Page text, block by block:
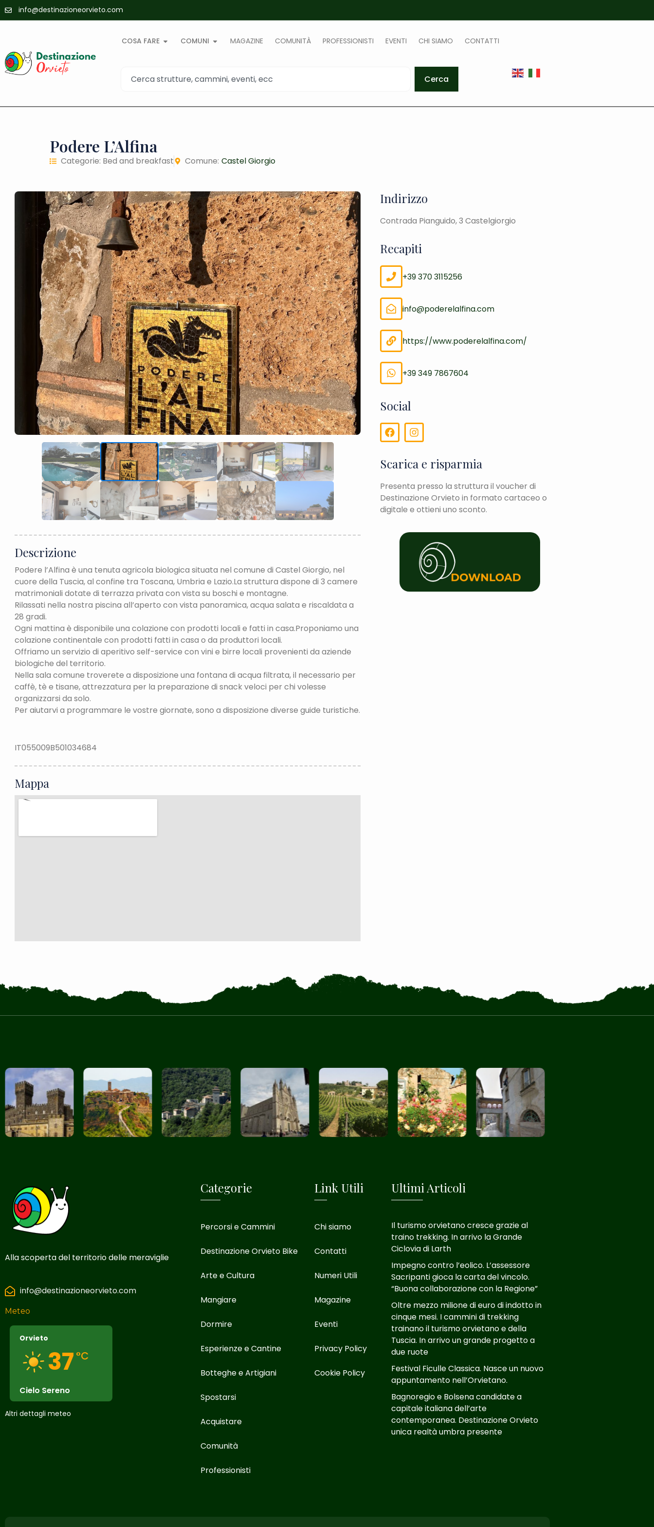
info@destinazioneorvieto.com
COSA FARE COMUNI MAGAZINE COMUNITÀ PROFESSIONISTI EVENTI CHI SIAMO CONTATTI
Cerca
Podere L’Alfina
Categorie: Bed and breakfast Comune: Castel Giorgio
Descrizione
Podere l’Alfina è una tenuta agricola biologica situata nel comune di Castel Giorgio, nel
cuore della Tuscia, al confine tra Toscana, Umbria e Lazio.La struttura dispone di 3 camere
matrimoniali dotate di terrazza privata con vista su boschi e montagne.
Rilassati nella nostra piscina all’aperto con vista panoramica, acqua salata e riscaldata a
28 gradi.
Ogni mattina è disponibile una colazione con prodotti locali e fatti in casa.Proponiamo una
colazione continentale con prodotti fatti in casa o da produttori locali.
Offriamo un servizio di aperitivo self-service con vini e birre locali provenienti da aziende
biologiche del territorio.
Nella sala comune troverete a disposizione una fontana di acqua filtrata, il necessario per
caffè, tè e tisane, attrezzatura per la preparazione di snack veloci per chi volesse
organizzarsi da solo.
Per aiutarvi a programmare le vostre giornate, sono a disposizione diverse guide turistiche.
IT055009B501034684
Mappa
Indirizzo
Contrada Pianguido, 3 Castelgiorgio
Recapiti
+39 370 3115256
info@poderelalfina.com
https://www.poderelalfina.com/
+39 349 7867604
Social
Scarica e risparmia
Presenta presso la struttura il voucher di
Destinazione Orvieto in formato cartaceo o
digitale e ottieni uno sconto.
Alla scoperta del territorio delle meraviglie
info@destinazioneorvieto.com
Meteo
Orvieto
37 °C
Cielo Sereno
Altri dettagli meteo
Categorie
Percorsi e Cammini
Destinazione Orvieto Bike
Arte e Cultura
Mangiare
Dormire
Esperienze e Cantine
Botteghe e Artigiani
Spostarsi
Acquistare
Comunità
Professionisti
Link Utili
Chi siamo
Contatti
Numeri Utili
Magazine
Eventi
Privacy Policy
Cookie Policy
Ultimi Articoli
Il turismo orvietano cresce grazie al
traino trekking. In arrivo la Grande
Ciclovia di Larth
Impegno contro l’eolico. L’assessore
Sacripanti gioca la carta del vincolo.
“Buona collaborazione con la Regione”
Oltre mezzo milione di euro di indotto in
cinque mesi. I cammini di trekking
trainano il turismo orvietano e della
Tuscia. In arrivo un grande progetto a
due ruote
Festival Ficulle Classica. Nasce un nuovo
appuntamento nell’Orvietano.
Bagnoregio e Bolsena candidate a
capitale italiana dell’arte
contemporanea. Destinazione Orvieto
unica realtà umbra presente